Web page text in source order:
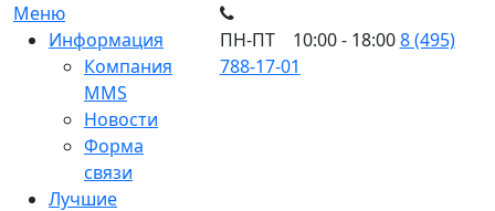
Меню
Информация
Компания
MMS
Новости
Форма
связи
Лучшие
ПН-ПТ 10:00 - 18:008 (495)
788-17-01